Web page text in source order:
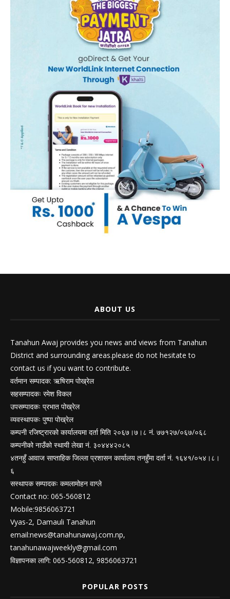
ABOUT US
Tanahun Awaj provides you news and views from Tanahun
District and surrounding areas.please do not hesitate to
contact us if you want to contribute.
वर्तमान सम्पादक: ऋषिराम पोख्रेल
सहसम्पादकः रमेश विकल
उपसम्पादकः प्रभात पोख्रेल
व्यवस्थापकः पुष्पा पोख्रेल
कम्पनी रजिष्ट्रारको कार्यालयमा दर्ता मिति २०६७।७।८ नं. ७७१२७/०६७/०६८
कम्पनीको नाउँको स्थायी लेखा नं. ३०४४४२०८५
४तनहुँ आवाज साप्ताहिक जिल्ला प्रशासन कार्यालय तनहुँमा दर्ता नं. १६४१/०५४।८।
६
सस्थापक सम्पादकः कमलामोहन वाग्ले
Contact no: 065-560812
Mobile:9856063721
Vyas-2, Damauli Tanahun
email:news@tanahunawaj.com.np,
tanahunawajweekly@gmail.com
विज्ञापनका लागि: 065-560812, 9856063721
POPULAR POSTS